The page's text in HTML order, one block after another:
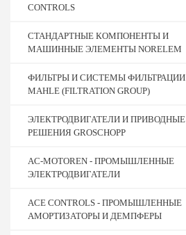
CONTROLS
СТАНДАРТНЫЕ КОМПОНЕНТЫ И
МАШИННЫЕ ЭЛЕМЕНТЫ NORELEM
ФИЛЬТРЫ И СИСТЕМЫ ФИЛЬТРАЦИИ
MAHLE (FILTRATION GROUP)
ЭЛЕКТРОДВИГАТЕЛИ И ПРИВОДНЫЕ
РЕШЕНИЯ GROSCHOPP
AC-MOTOREN - ПРОМЫШЛЕННЫЕ
ЭЛЕКТРОДВИГАТЕЛИ
ACE CONTROLS - ПРОМЫШЛЕННЫЕ
АМОРТИЗАТОРЫ И ДЕМПФЕРЫ